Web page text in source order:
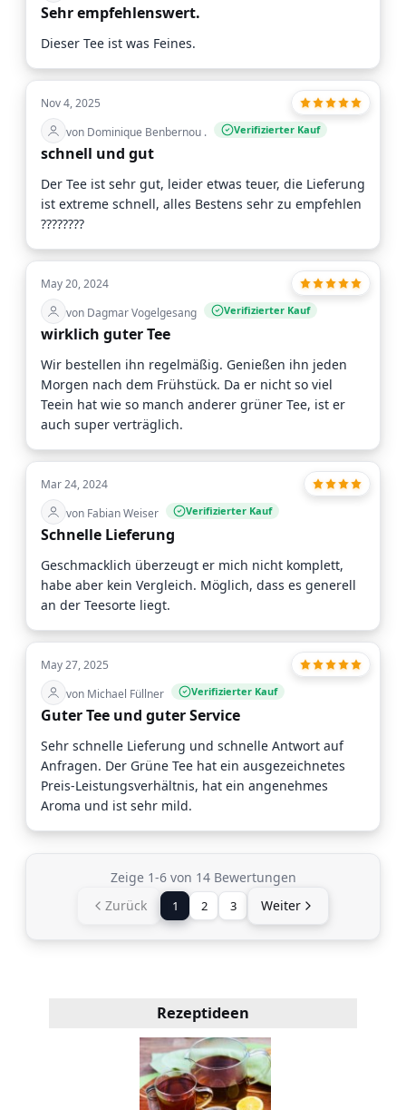
Sehr empfehlenswert.
Dieser Tee ist was Feines.
Nov 4, 2025
von Dominique Benbernou .
Verifizierter Kauf
schnell und gut
Der Tee ist sehr gut, leider etwas teuer, die Lieferung
ist extreme schnell, alles Bestens sehr zu empfehlen
????????
May 20, 2024
von Dagmar Vogelgesang
Verifizierter Kauf
wirklich guter Tee
Wir bestellen ihn regelmäßig. Genießen ihn jeden
Morgen nach dem Frühstück. Da er nicht so viel
Teein hat wie so manch anderer grüner Tee, ist er
auch super verträglich.
Mar 24, 2024
von Fabian Weiser
Verifizierter Kauf
Schnelle Lieferung
Geschmacklich überzeugt er mich nicht komplett,
habe aber kein Vergleich. Möglich, dass es generell
an der Teesorte liegt.
May 27, 2025
von Michael Füllner
Verifizierter Kauf
Guter Tee und guter Service
Sehr schnelle Lieferung und schnelle Antwort auf
Anfragen. Der Grüne Tee hat ein ausgezeichnetes
Preis-Leistungsverhältnis, hat ein angenehmes
Aroma und ist sehr mild.
Zeige 1-6 von 14 Bewertungen
Zurück
1 2 3 Weiter
Rezeptideen